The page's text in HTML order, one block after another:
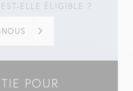
ELLE ÉLIGIBLE ?
POUR